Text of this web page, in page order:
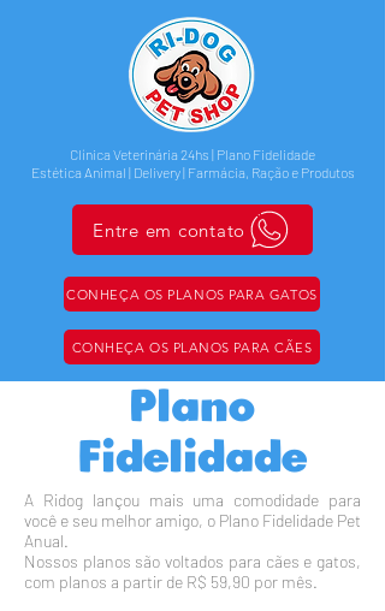
Clínica Veterinária 24hs | Plano Fidelidade
Estética Animal | Delivery | Farmácia, Ração e Produtos
Entre em contato
CONHEÇA OS PLANOS PARA GATOS
CONHEÇA OS PLANOS PARA CÃES
Plano
Fidelidade
A Ridog lançou mais uma comodidade para
você e seu melhor amigo, o Plano Fidelidade Pet
Anual.
Nossos planos são voltados para cães e gatos,
com planos a partir de R$ 59,90 por mês.